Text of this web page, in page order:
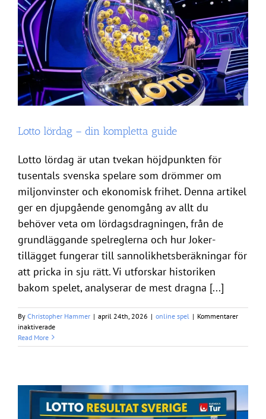
Lotto lördag – din kompletta guide
Lotto lördag är utan tvekan höjdpunkten för
tusentals svenska spelare som drömmer om
miljonvinster och ekonomisk frihet. Denna artikel
ger en djupgående genomgång av allt du
behöver veta om lördagsdragningen, från de
grundläggande spelreglerna och hur Joker-
tillägget fungerar till sannolikhetsberäkningar för
att pricka in sju rätt. Vi utforskar historiken
bakom spelet, analyserar de mest dragna [...]
By Christopher Hammer | april 24th, 2026 | online spel | Kommentarer
inaktiveradeför
lördag
guide
Read More